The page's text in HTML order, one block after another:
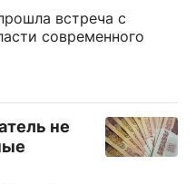
встреча с
современного
не